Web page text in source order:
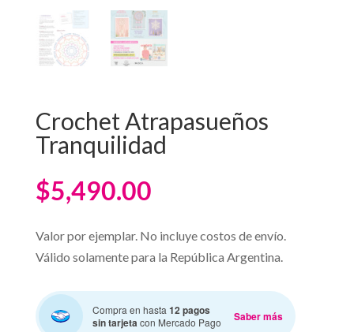
Crochet Atrapasueños
Tranquilidad
$5,490.00
Valor por ejemplar. No incluye costos de envío.
Válido solamente para la República Argentina.
Compra en hasta12 pagos
sin tarjetacon Mercado Pago Saber más